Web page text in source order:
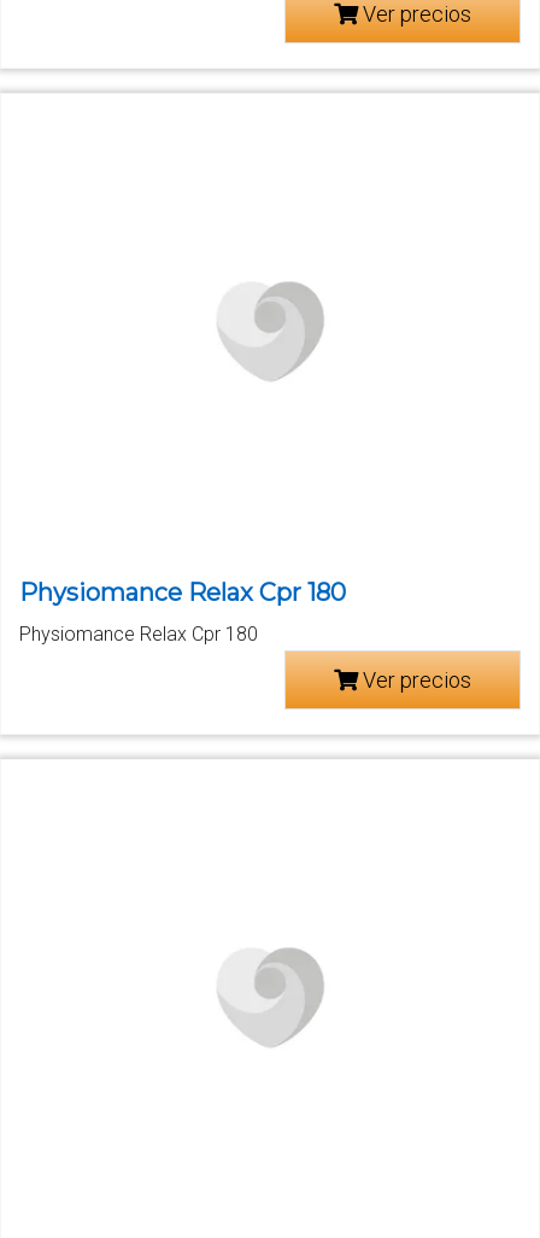
Ver precios
Physiomance Relax Cpr 180
Physiomance Relax Cpr 180
Ver precios